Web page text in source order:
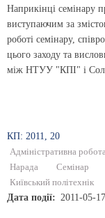
Наприкінці семінару
виступаючим за
роботі семінару,
цього заходу та
між НТУУ "КПІ" і
КП: 2011, 20
Адміністративна
Нарада
Семінар
Київський політехнік
Дата події 2011-05-17